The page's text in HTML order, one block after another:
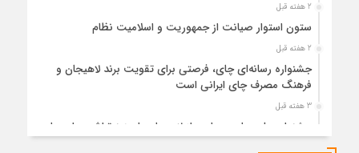
2 هفته قبل
ستون استوار صیانت از جمهوریت و اسلامیت نظام
2 هفته قبل
جشنواره رسانه‌ای چای، فرصتی برای تقویت برند لاهیجان و
فرهنگ مصرف چای ایرانی است
3 هفته قبل
جشنواره ملی چای، حمایت از لاهیجان یا هزینه‌تراشی برای چای